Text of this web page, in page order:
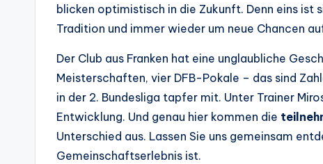
blicken optimistisch in die Zukunft. Denn eins ist
Tradition und immer wieder um neue Chancen
Der Club aus Franken hat eine unglaubliche
Meisterschaften, vier DFB-Pokale – das sind
in der 2. Bundesliga tapfer mit. Unter Trainer
Entwicklung. Und genau hier kommen die
Unterschied aus. Lassen Sie uns gemeinsam
Gemeinschaftserlebnis ist.